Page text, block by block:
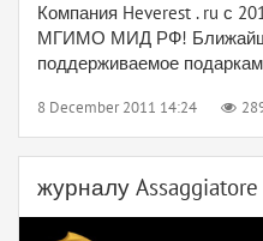
Компания Heverest . ru с
МГИМО МИД РФ!
поддерживаемое
8 December 2011 14:24
журналу